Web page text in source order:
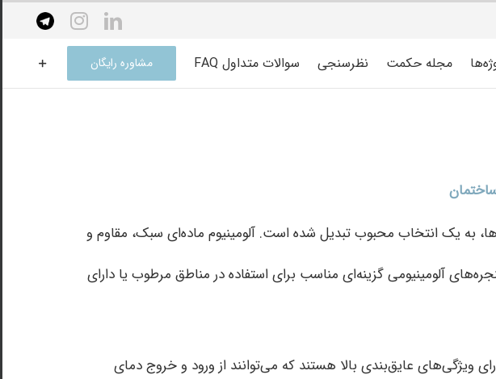
linkedin
instagram
مجله حکمت نظرسنجی سوالات متداول FAQ مشاوره رایگان
به یک انتخاب محبوب تبدیل شده است. آلومینیوم ماده‌ای سبک، مقاوم و
آلومینیومی گزینه‌ای مناسب برای استفاده در مناطق مرطوب یا دارای
ویژگی‌های عایق‌بندی بالا هستند که می‌توانند از ورود و خروج دمای